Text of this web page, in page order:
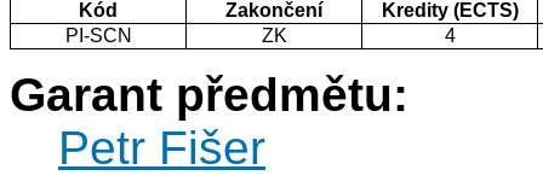
Kód Zakončení
Kredity (ECTS)
PI-SCN
ZK 4
Garant předmětu:
Petr Fišer